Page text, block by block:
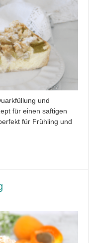
und
für einen saftigen
für Frühling und